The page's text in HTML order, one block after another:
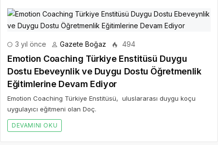
3 yıl önce Gazete Boğaz 494
Emotion Coaching Türkiye Enstitüsü Duygu
Dostu Ebeveynlik ve Duygu Dostu Öğretmenlik
Eğitimlerine Devam Ediyor
Emotion Coaching Türkiye Enstitüsü, uluslararası duygu koçu
uygulayıcı eğitmeni olan Doç.
DEVAMINI OKU